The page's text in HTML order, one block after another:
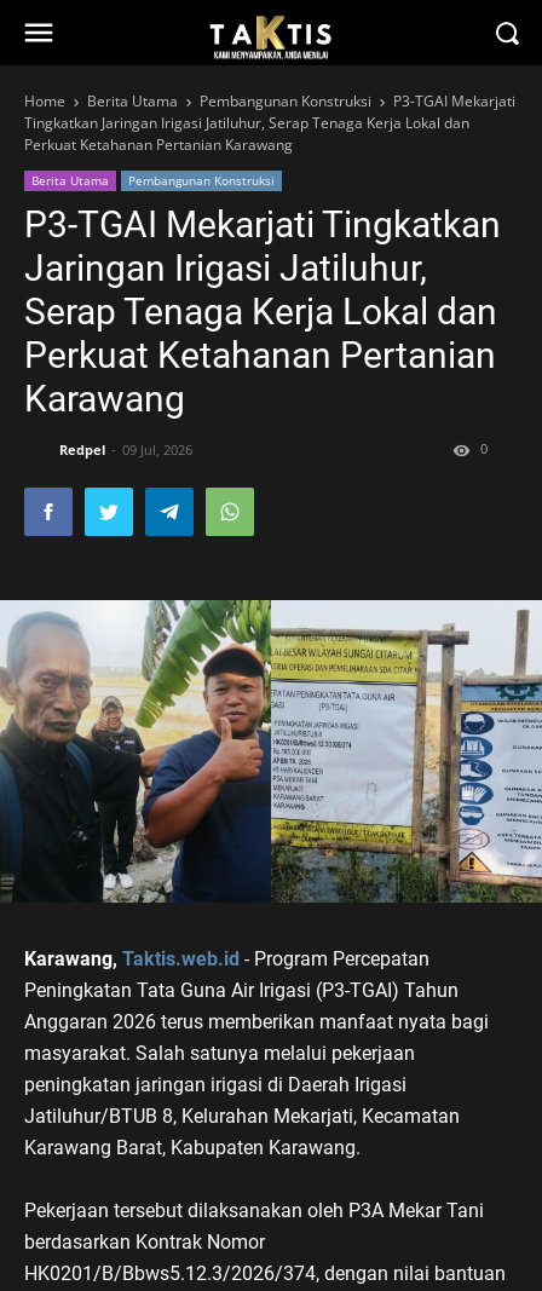
Home Berita Utama Pembangunan Konstruksi
P3-TGAI Mekarjati
Tingkatkan Jaringan Irigasi Jatiluhur, Serap Tenaga Kerja Lokal dan
Perkuat Ketahanan Pertanian Karawang
Berita Utama Pembangunan Konstruksi
P3-TGAI Mekarjati Tingkatkan
Jaringan Irigasi Jatiluhur,
Serap Tenaga Kerja Lokal dan
Perkuat Ketahanan Pertanian
Karawang
Redpel 09 Jul, 2026 0
Karawang, Taktis.web.id - Program Percepatan
Peningkatan Tata Guna Air Irigasi (P3-TGAI) Tahun
Anggaran 2026 terus memberikan manfaat nyata bagi
masyarakat. Salah satunya melalui pekerjaan
peningkatan jaringan irigasi di Daerah Irigasi
Jatiluhur/BTUB 8, Kelurahan Mekarjati, Kecamatan
Karawang Barat, Kabupaten Karawang.
Pekerjaan tersebut dilaksanakan oleh P3A Mekar Tani
berdasarkan Kontrak Nomor
HK0201/B/Bbws5.12.3/2026/374, dengan nilai bantuan